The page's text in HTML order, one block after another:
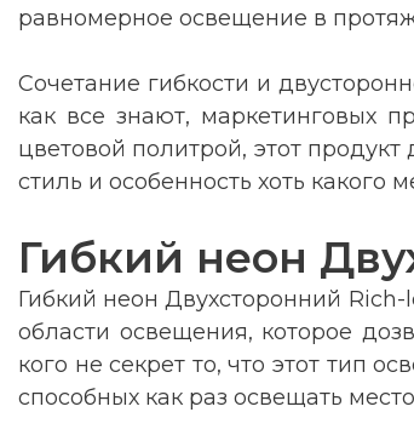
равномерное освещение в
Сочетание гибкости и
как все знают, маркетинговых
цветовой политрой, этот
стиль и особенность хоть какого
Гибкий неон
Гибкий неон Двухсторонний
области освещения, которое
кого не секрет то, что этот тип
способных как раз освещать